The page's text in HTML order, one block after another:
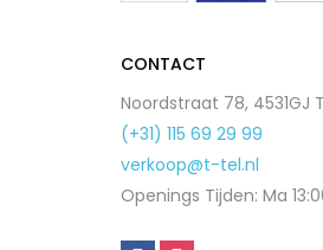
CONTACT
Noordstraat 78, 4531GJ
(+31) 115 69 29 99
verkoop@t-tel.nl
Openings Tijden: Ma